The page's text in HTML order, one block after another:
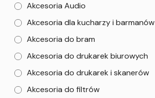
Akcesoria Audio
Akcesoria dla kucharzy i barmanów
Akcesoria do bram
Akcesoria do drukarek biurowych
Akcesoria do drukarek i skanerów
Akcesoria do filtrów